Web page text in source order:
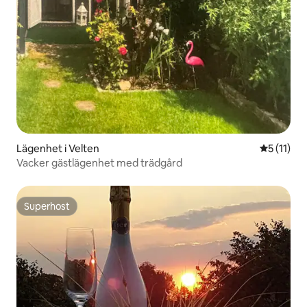
Lägenhet i Velten 5 av 5 i
5 (11)
Vacker gästlägenhet med trädgård
Superhost
Superhost